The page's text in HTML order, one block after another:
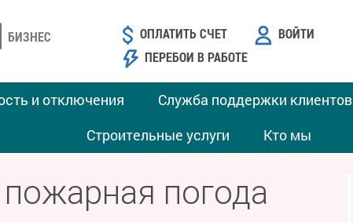
и отключения Служба поддержки клиентов
Строительные услуги
Кто мы
БИЗНЕС ОПЛАТИТЬ СЧЕТ
ВОЙТИ
ПЕРЕБОИ В РАБОТЕ
погода